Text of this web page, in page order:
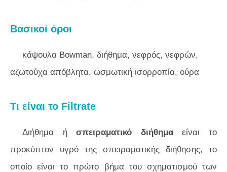
Βασικοί όροι
κάψουλα Bowman, διήθημα, νεφρός, νεφρών,
αζωτούχα απόβλητα, ωσμωτική ισορροπία, ούρα
Τι είναι το Filtrate
Διήθημα ήσπειραματικό διήθημαείναι το
προκύπτον υγρό της σπειραματικής διήθησης, το
οποίο είναι το πρώτο βήμα του σχηματισμού των